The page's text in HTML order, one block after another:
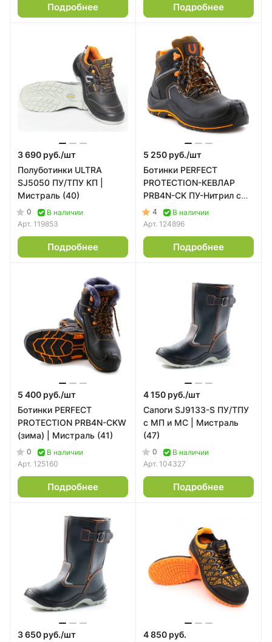
Подробнее Подробнее
3 690 руб./шт
Полуботинки ULTRA
SJ5050 ПУ/ТПУ КП |
Мистраль (40)
0
В наличии
Арт. 119853
Подробнее
5 250 руб./шт
Ботинки PERFECT
PROTECTION-КЕВЛАР
PRB4N-CK ПУ-Нитрил с
ПП и АС | Мистраль (46)
4
В наличии
Арт. 124896
Подробнее
5 400 руб./шт
Ботинки PERFECT
PROTECTION PRB4N-CKW
(зима) | Мистраль (41)
0
В наличии
Арт. 125160
Подробнее
4 150 руб./шт
Сапоги SJ9133-S ПУ/ТПУ
с МП и МС | Мистраль
(47)
0
В наличии
Арт. 104327
Подробнее
3 650 руб./шт
4 850 руб.